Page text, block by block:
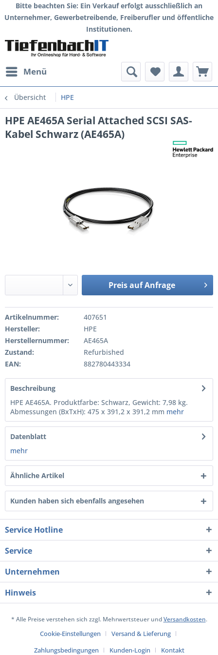
Bitte beachten Sie: Ein Verkauf erfolgt ausschließlich an
Unternehmer, Gewerbetreibende, Freiberufler und öffentliche
Institutionen.
Menü
Übersicht HPE
HPE AE465A Serial Attached SCSI SAS-
Kabel Schwarz (AE465A)
Preis auf Anfrage
Artikelnummer:
407651
Hersteller:
HPE
Herstellernummer:
AE465A
Zustand:
Refurbished
EAN:
882780443334
Beschreibung
HPE AE465A. Produktfarbe: Schwarz, Gewicht: 7,98 kg.
Abmessungen (BxTxH): 475 x 391,2 x 391,2 mm mehr
Datenblatt
mehr
Ähnliche Artikel
Kunden haben sich ebenfalls angesehen
Service Hotline
Service
Unternehmen
Hinweis
* Alle Preise verstehen sich zzgl. Mehrwertsteuer undVersandkosten.
Cookie-Einstellungen
Versand & Lieferung
Zahlungsbedingungen
Kunden-Login Kontakt